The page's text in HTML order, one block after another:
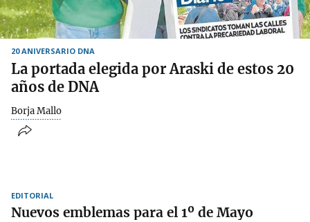
20 ANIVERSARIO DNA
La portada elegida por Araski de estos 20
años de DNA
Borja Mallo
EDITORIAL
Nuevos emblemas para el 1º de Mayo